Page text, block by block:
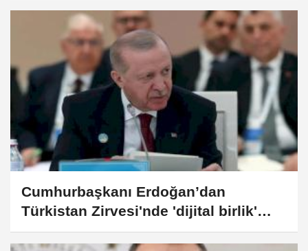
Cumhurbaşkanı Erdoğan’dan
Türkistan Zirvesi'nde 'dijital birlik'
vurgusu